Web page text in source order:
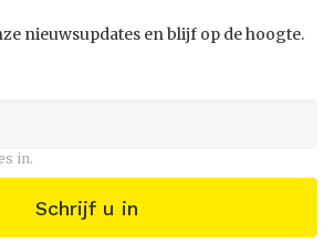
nieuwsupdates en blijf op de hoogte.
in.
Schrijf u in